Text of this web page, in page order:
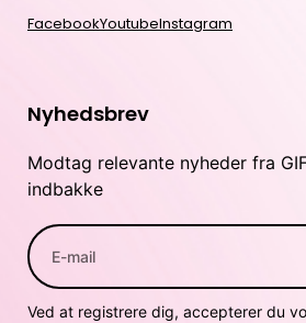
FacebookYoutubeInstagram
Nyhedsbrev
Modtag relevante nyheder fra
indbakke
Ved at registrere dig, accepterer du